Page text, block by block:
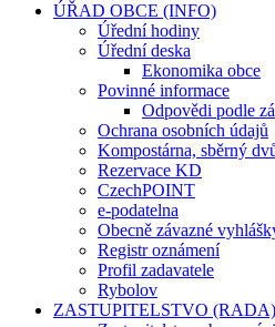
ÚŘAD OBCE (INFO)
Úřední hodiny
Úřední deska
Ekonomika obce
Povinné informace
Odpovědi podle
Ochrana osobních údajů
Kompostárna, sběrný
Rezervace KD
CzechPOINT
e-podatelna
Obecně závazné
Registr oznámení
Profil zadavatele
Rybolov
ZASTUPITELSTVO (RADA)